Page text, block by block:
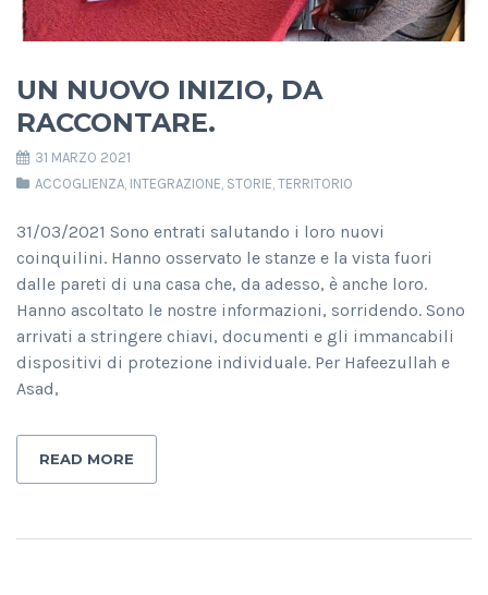
UN NUOVO INIZIO, DA
RACCONTARE.
31 MARZO 2021
ACCOGLIENZA, INTEGRAZIONE, STORIE, TERRITORIO
31/03/2021 Sono entrati salutando i loro nuovi
coinquilini. Hanno osservato le stanze e la vista fuori
dalle pareti di una casa che, da adesso, è anche loro.
Hanno ascoltato le nostre informazioni, sorridendo. Sono
arrivati a stringere chiavi, documenti e gli immancabili
dispositivi di protezione individuale. Per Hafeezullah e
Asad,
READ MORE